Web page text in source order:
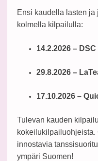
Ensi kaudella lasten
kolmella kilpailulla:
14.2.2026 –
29.8.2026 –
17.10.2026 –
Tulevan kauden
kokeilukilpailuohjeista.
innostavia
ympäri Suomen!